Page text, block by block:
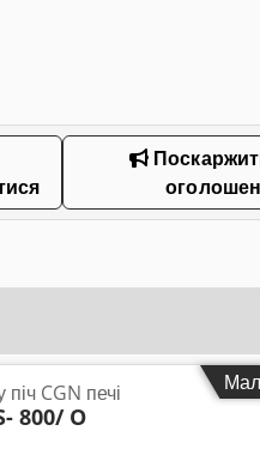
CGN печі
800/ O